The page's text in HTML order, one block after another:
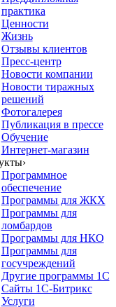
практика
Ценности
Жизнь
Отзывы клиентов
Пресс-центр
Новости компании
Новости тиражных
решений
Фотогалерея
Публикация в прессе
Обучение
Интернет-магазин
›
Программное
обеспечение
Программы для ЖКХ
Программы для
ломбардов
Программы для НКО
Программы для
госучреждений
Другие программы 1С
Сайты 1С-Битрикс
Услуги